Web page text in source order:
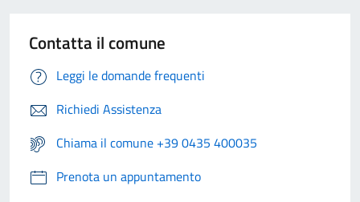
Contatta il comune
Leggi le domande frequenti
Richiedi Assistenza
Chiama il comune +39 0435 400035
Prenota un appuntamento